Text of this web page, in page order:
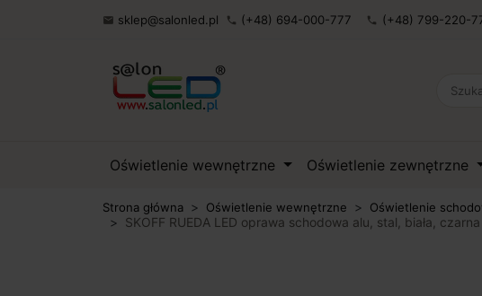
 sklep@salonled.pl phone (+48) 694-000-777 phone (+48) 799-220-
Oświetlenie wewnętrzne Oświetlenie zewnętrzne
Strona główna Oświetlenie wewnętrzne Oświetlenie
SKOFF RUEDA LED oprawa schodowa alu, stal, biała, czarna